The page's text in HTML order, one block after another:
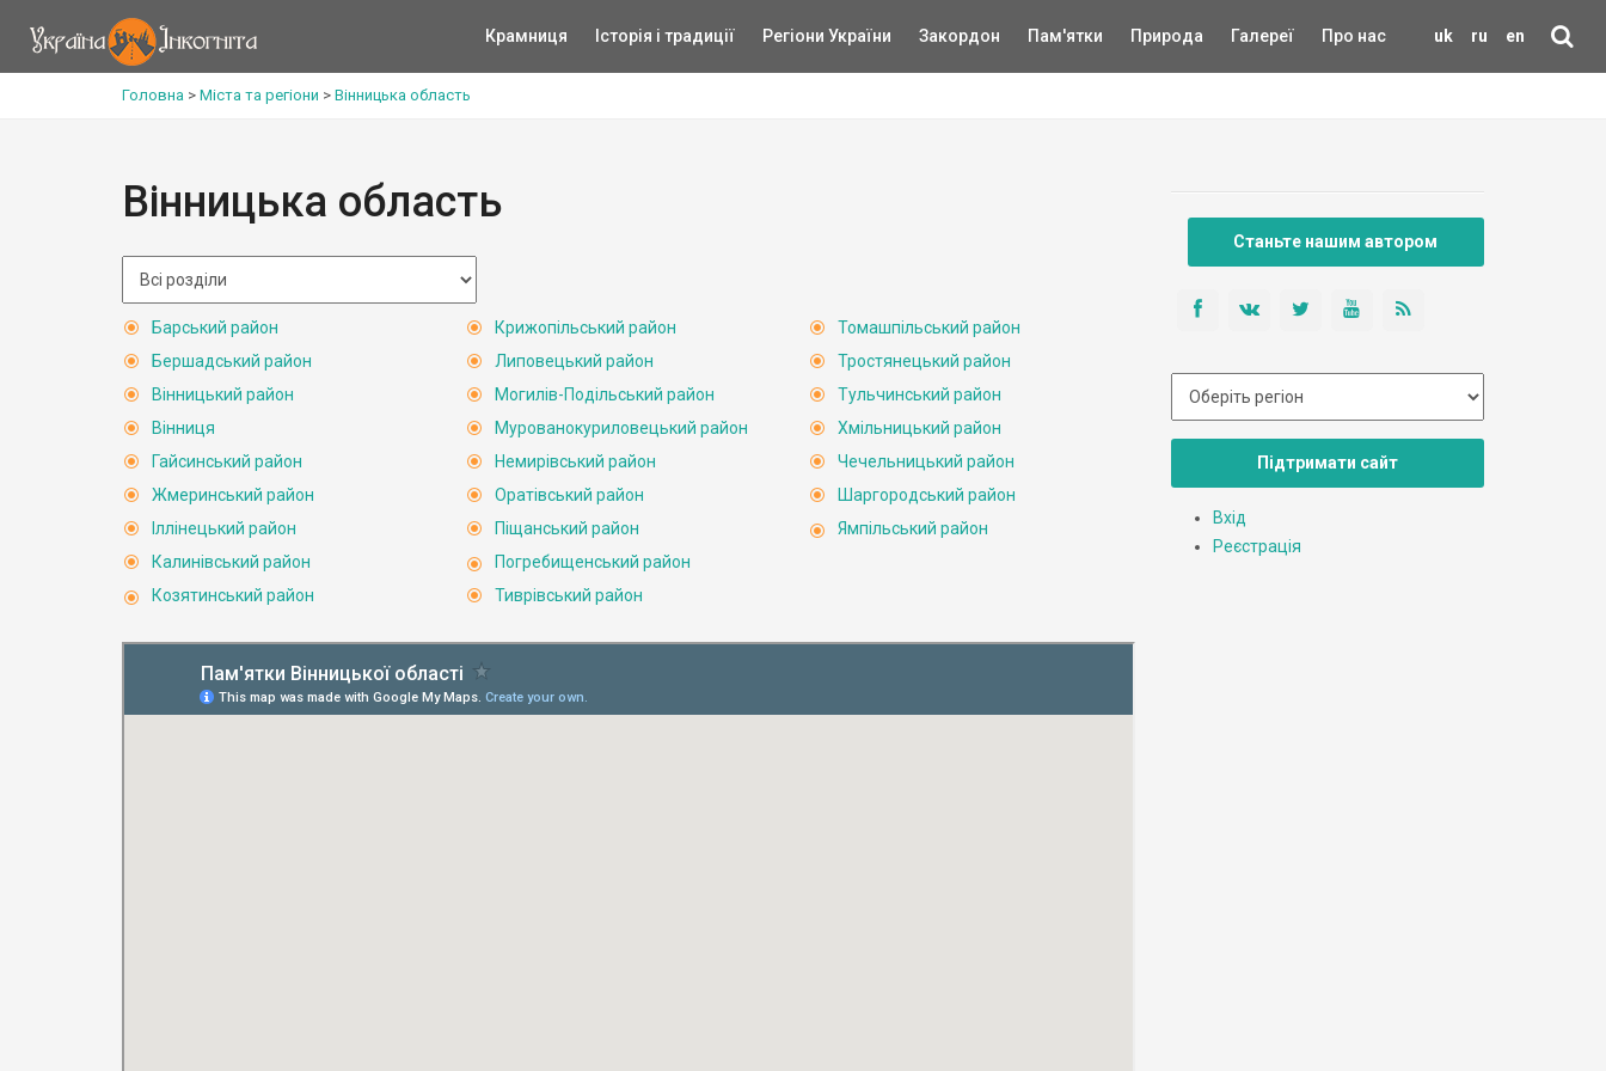
uk ru en
Крамниця Історія і традиції Регіони України Закордон Пам'ятки Природа Галереї Про нас
Головна > Міста та регіони > Вінницька область
Вінницька область
Барський район
Бершадський район
Вінницький район
Вінниця
Гайсинський район
Жмеринський район
Іллінецький район
Калинівський район
Козятинський район
Крижопільський район
Липовецький район
Могилів-Подільський район
Мурованокуриловецький район
Немирівський район
Оратівський район
Піщанський район
Погребищенський район
Тиврівський район
Томашпільський район
Тростянецький район
Тульчинський район
Хмільницький район
Чечельницький район
Шаргородський район
Ямпільський район
Станьте нашим автором
Підтримати сайт
Вхід
Реєстрація